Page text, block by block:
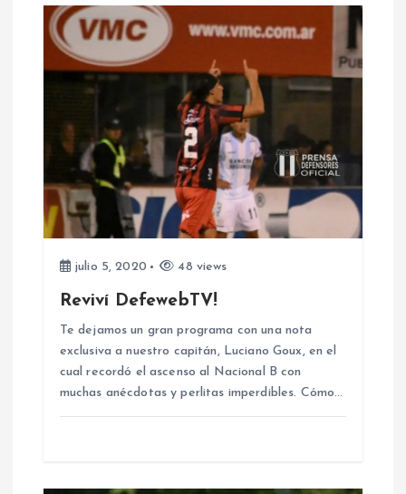
ó
n
e
e
n
julio 5, 2020 48 views
Reviví DefewebTV!
Te dejamos un gran programa con una nota
exclusiva a nuestro capitán, Luciano Goux, en el
cual recordó el ascenso al Nacional B con
muchas anécdotas y perlitas imperdibles. Cómo…